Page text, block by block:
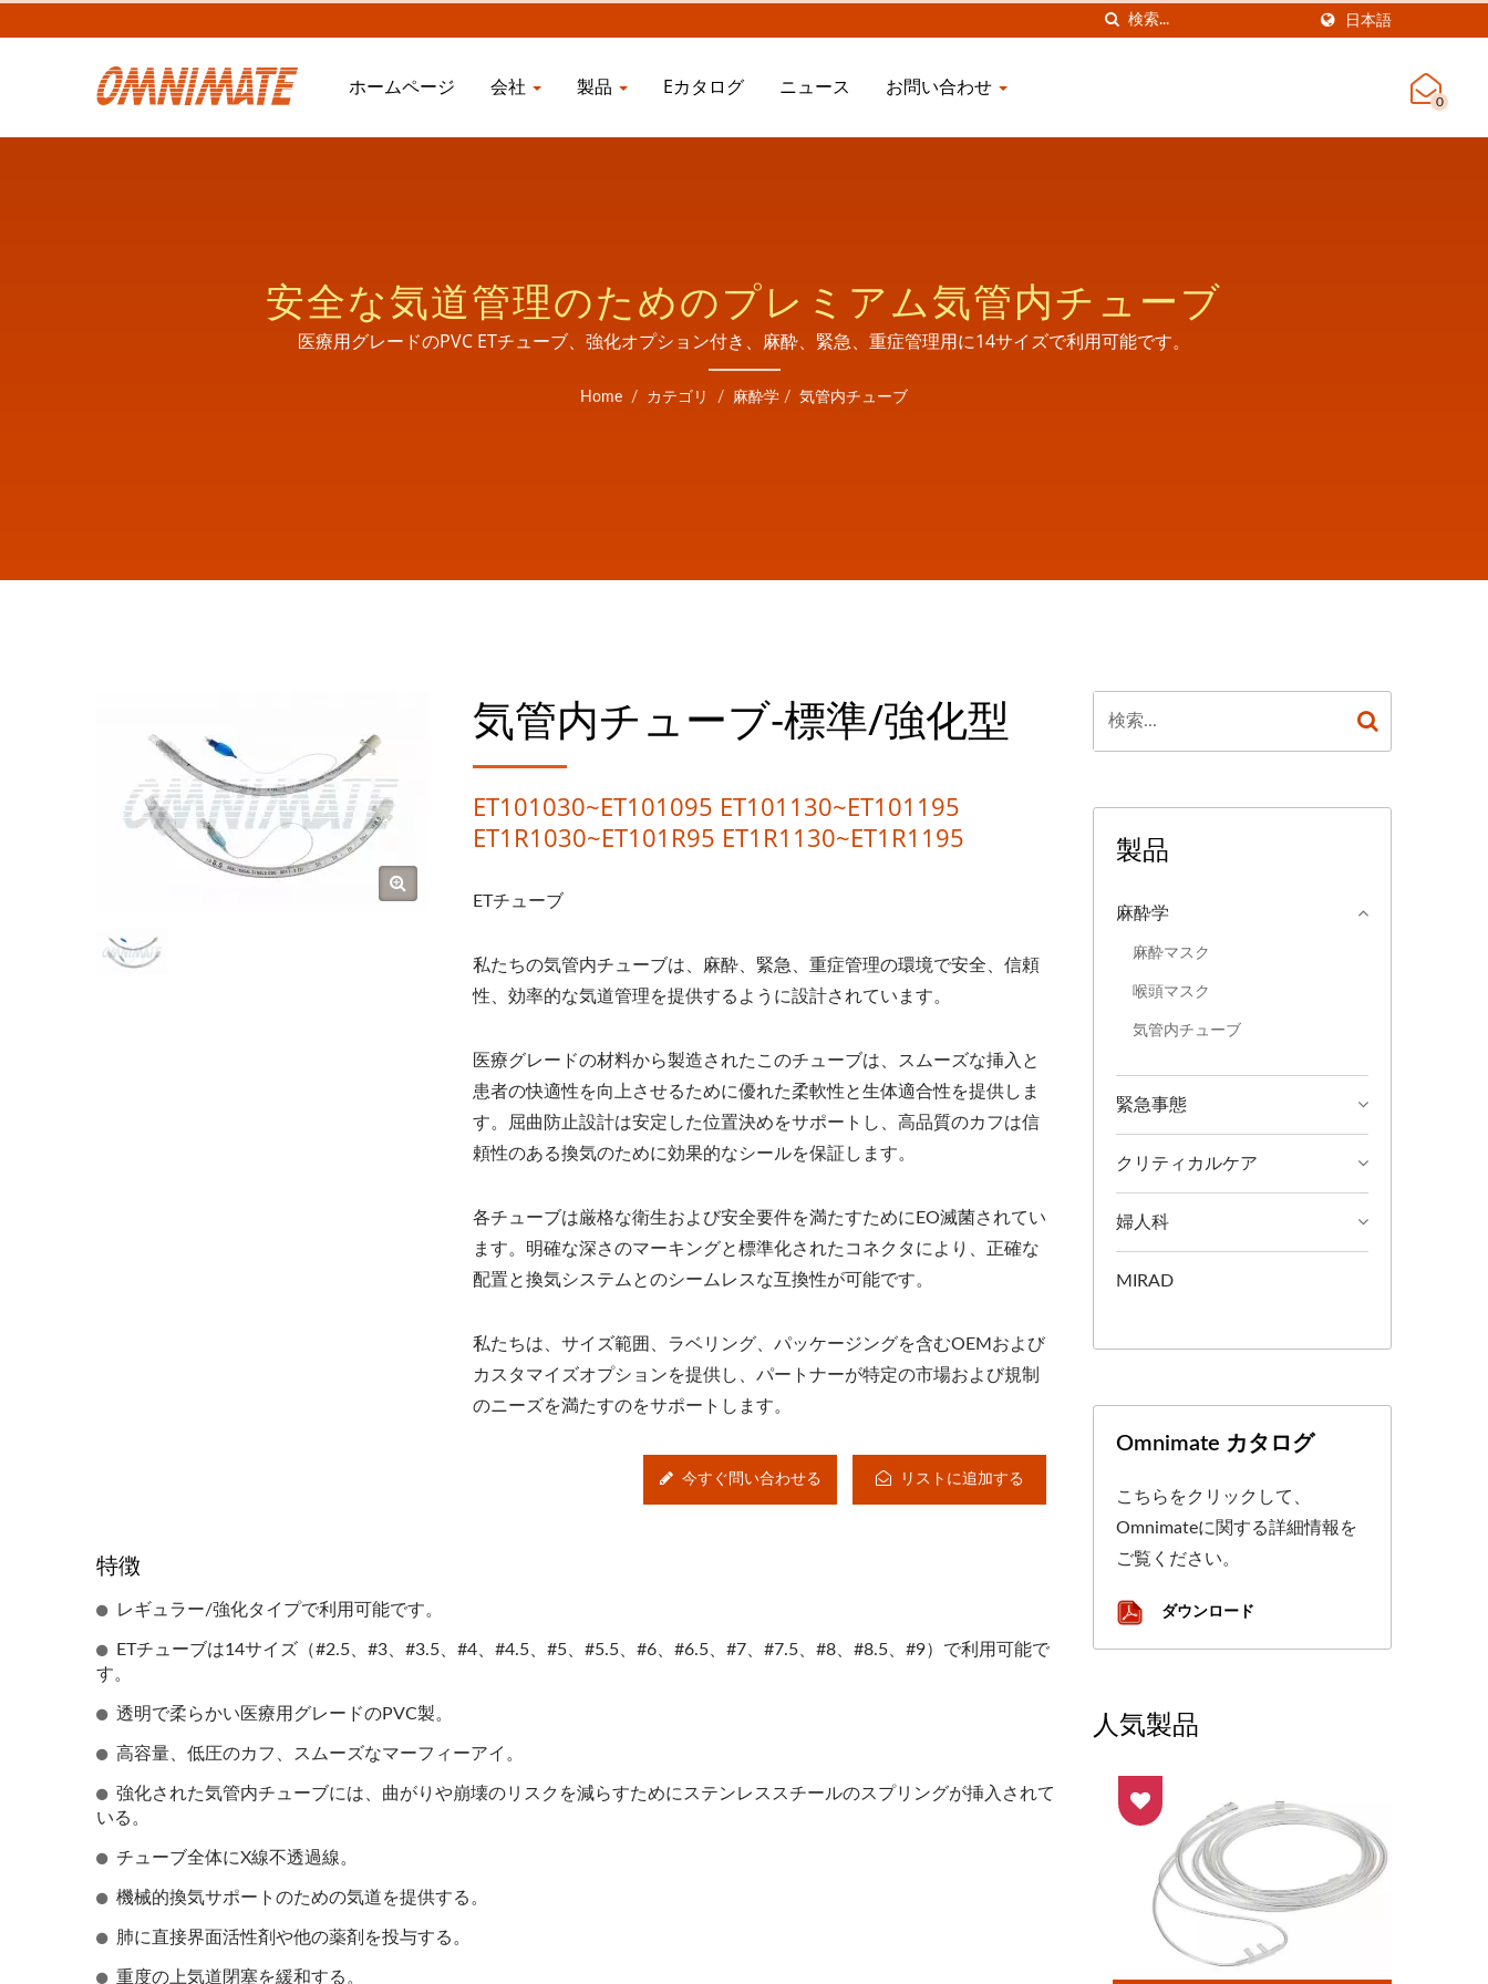
日本語
ホームページ 会社 製品 Eカタログ ニュース お問い合わせ
0
安全な気道管理のためのプレミアム気管内チューブ
医療用グレードのPVC ETチューブ、強化オプション付き、麻酔、緊急、重症管理用に14サイズで利用可能です。
Home / カテゴリ / 麻酔学 / 気管内チューブ
気管内チューブ-標準/強化型
ET101030~ET101095 ET101130~ET101195
ET1R1030~ET101R95 ET1R1130~ET1R1195
ETチューブ
私たちの気管内チューブは、麻酔、緊急、重症管理の環境で安全、信頼
性、効率的な気道管理を提供するように設計されています。
医療グレードの材料から製造されたこのチューブは、スムーズな挿入と
患者の快適性を向上させるために優れた柔軟性と生体適合性を提供しま
す。屈曲防止設計は安定した位置決めをサポートし、高品質のカフは信
頼性のある換気のために効果的なシールを保証します。
各チューブは厳格な衛生および安全要件を満たすためにEO滅菌されてい
ます。明確な深さのマーキングと標準化されたコネクタにより、正確な
配置と換気システムとのシームレスな互換性が可能です。
私たちは、サイズ範囲、ラベリング、パッケージングを含むOEMおよび
カスタマイズオプションを提供し、パートナーが特定の市場および規制
のニーズを満たすのをサポートします。
リストに追加する
今すぐ問い合わせる
特徴
レギュラー/強化タイプで利用可能です。
ETチューブは14サイズ（#2.5、#3、#3.5、#4、#4.5、#5、#5.5、#6、#6.5、#7、#7.5、#8、#8.5、#9）で利用可能で
す。
透明で柔らかい医療用グレードのPVC製。
高容量、低圧のカフ、スムーズなマーフィーアイ。
強化された気管内チューブには、曲がりや崩壊のリスクを減らすためにステンレススチールのスプリングが挿入されて
いる。
チューブ全体にX線不透過線。
機械的換気サポートのための気道を提供する。
肺に直接界面活性剤や他の薬剤を投与する。
重度の上気道閉塞を緩和する。
製品
麻酔学
麻酔マスク
喉頭マスク
気管内チューブ
緊急事態
クリティカルケア
婦人科
MIRAD
Omnimate カタログ
こちらをクリックして、
Omnimateに関する詳細情報を
ご覧ください。
ダウンロード
人気製品